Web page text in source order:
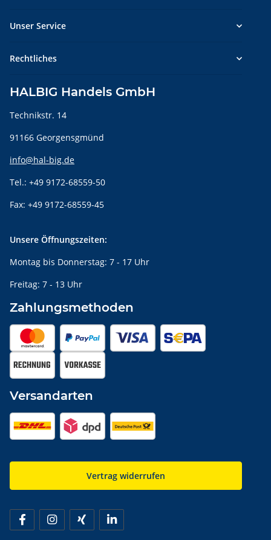
Unser Service
Rechtliches
HALBIG Handels GmbH
Technikstr. 14
91166 Georgensgmünd
info@hal-big.de
Tel.: +49 9172-68559-50
Fax: +49 9172-68559-45
Unsere Öffnungszeiten:
Montag bis Donnerstag: 7 - 17 Uhr
Freitag: 7 - 13 Uhr
Zahlungsmethoden
Versandarten
Vertrag widerrufen